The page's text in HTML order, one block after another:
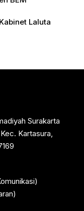
Laluta
Surakarta
Kartasura,